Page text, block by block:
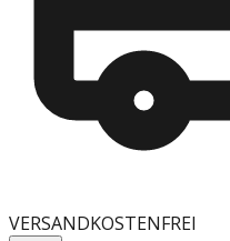
VERSANDKOSTENFREI